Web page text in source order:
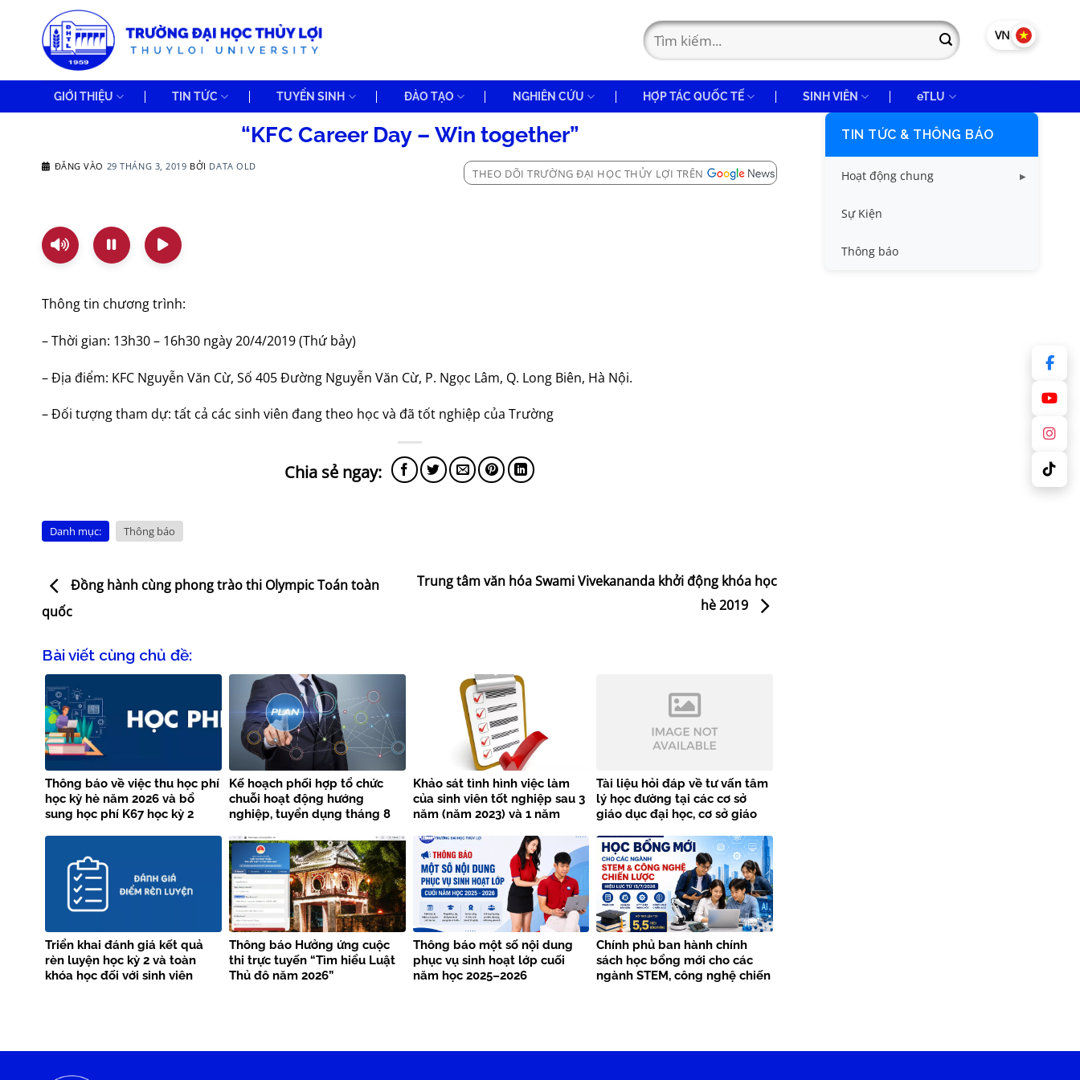
VN EN
GIỚI THIỆU TIN TỨC TUYỂN SINH ĐÀO TẠO NGHIÊN CỨU HỢP TÁC QUỐC TẾ SINH VIÊN eTLU
“KFC Career Day – Win together”
ĐĂNG VÀO 29 THÁNG 3, 2019 BỞI DATA OLD
THEO DÕI TRƯỜNG ĐẠI HỌC THỦY LỢI TRÊN
Thông tin chương trình:
– Thời gian: 13h30 – 16h30 ngày 20/4/2019 (Thứ bảy)
– Địa điểm: KFC Nguyễn Văn Cừ, Số 405 Đường Nguyễn Văn Cừ, P. Ngọc Lâm, Q. Long Biên, Hà Nội.
– Đối tượng tham dự: tất cả các sinh viên đang theo học và đã tốt nghiệp của Trường
Danh mục: Thông báo
Đồng hành cùng phong trào thi Olympic Toán toàn
quốc
Trung tâm văn hóa Swami Vivekananda khởi động khóa học
hè 2019
Bài viết cùng chủ đề:
Thông báo về việc thu học phí
học kỳ hè năm 2026 và bổ
sung học phí K67 học kỳ 2
Kế hoạch phối hợp tổ chức
chuỗi hoạt động hướng
nghiệp, tuyển dụng tháng 8
Thủy lợi và Vieclam24h
Khảo sát tình hình việc làm
của sinh viên tốt nghiệp sau 3
năm (năm 2023) và 1 năm
Tài liệu hỏi đáp về tư vấn tâm
lý học đường tại các cơ sở
giáo dục đại học, cơ sở giáo
Triển khai đánh giá kết quả
rèn luyện học kỳ 2 và toàn
khóa học đối với sinh viên
Thông báo Hưởng ứng cuộc
thi trực tuyến “Tìm hiểu Luật
Thủ đô năm 2026”
Thông báo một số nội dung
phục vụ sinh hoạt lớp cuối
năm học 2025–2026
Chính phủ ban hành chính
sách học bổng mới cho các
ngành STEM, công nghệ chiến
TIN TỨC & THÔNG BÁO
Hoạt động chung
Tin công tác sinh viên
Tin đào tạo
Sự Kiện
Thông báo